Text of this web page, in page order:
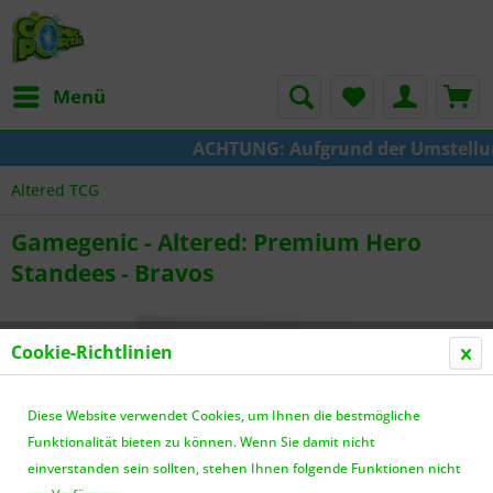
Menü
ACHTUNG: Aufgrund der
Altered TCG
Gamegenic - Altered: Premium Hero
Standees - Bravos
Cookie-Richtlinien
Diese Website verwendet Cookies, um Ihnen die bestmögliche
Funktionalität bieten zu können. Wenn Sie damit nicht
einverstanden sein sollten, stehen Ihnen folgende Funktionen nicht